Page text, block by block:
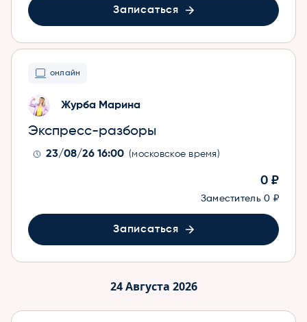
Записаться
онлайн
Журба Марина
Экспресс-разборы
23/08/26 16:00 (московское время)
0 ₽
Заместитель0 ₽
Записаться
24 Августа 2026